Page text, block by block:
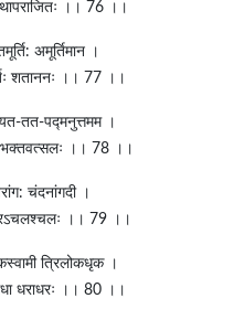
अथापराजितः ।। 76 ।।
अमूर्तिमान ।
शताननः ।। 77 ।।
तत-पद्मनुत्तमम ।
भक्तवत्सलः ।। 78 ।।
चंदनांगदी ।
।। 79 ।।
त्रिलोकधृक ।
धराधरः ।। 80 ।।